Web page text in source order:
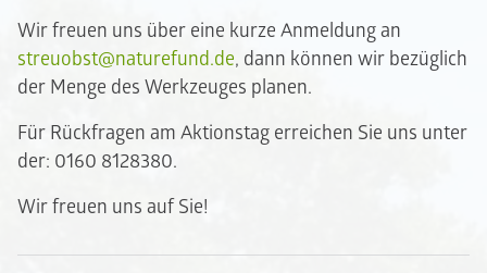
Wir freuen uns über eine kurze Anmeldung an
streuobst@naturefund.de, dann können wir bezüglich
der Menge des Werkzeuges planen.
Für Rückfragen am Aktionstag erreichen Sie uns unter
der: 0160 8128380.
Wir freuen uns auf Sie!